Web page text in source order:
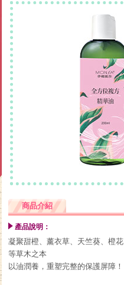
商品介紹
產品說明：
凝聚甜橙、薰衣草、天竺葵、橙
等草木之本
以油潤養，重塑完整的保護屏障！